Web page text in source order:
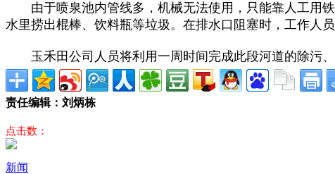
由于喷泉池内管线多，机械无法使用，只能靠人工用铁
水里捞出棍棒、饮料瓶等垃圾。在排水口阻塞时，工作人
玉禾田公司人员将利用一周时间完成此段河道的除污、
责任编辑：刘炳栋
点击数：
新闻